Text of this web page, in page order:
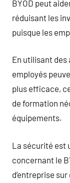
BYOD peut
réduisant les
puisque les
En utilisant des
employés
plus efficace,
de formation
équipements.
La sécurité est
concernant le
d’entreprise